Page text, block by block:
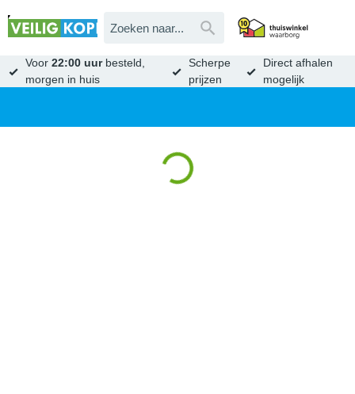
Voor22:00 uurbesteld,
morgen in huis
Scherpe
prijzen
Direct afhalen
mogelijk